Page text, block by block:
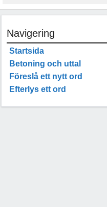
Navigering
Startsida
Betoning och uttal
Föreslå ett nytt ord
Efterlys ett ord